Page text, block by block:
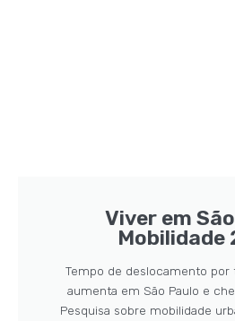
Viver em
Mobilidade
Tempo de deslocamento por
aumenta em São Paulo e
Pesquisa sobre mobilidade